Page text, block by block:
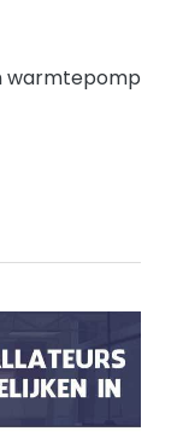
warmtepomp